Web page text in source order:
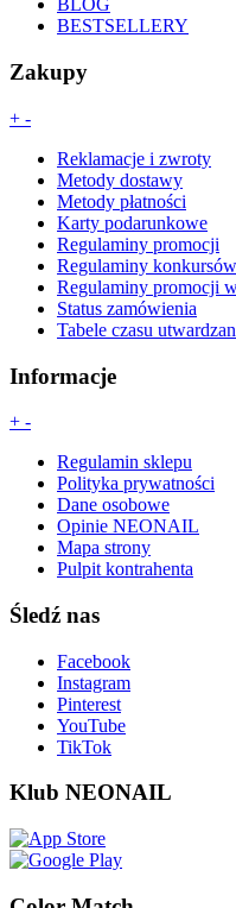
BLOG
BESTSELLERY
Zakupy
+ -
Reklamacje i zwroty
Metody dostawy
Metody płatności
Karty podarunkowe
Regulaminy promocji
Regulaminy konkursów
Regulaminy promocji
Status zamówienia
Tabele czasu
Informacje
+ -
Regulamin sklepu
Polityka prywatności
Dane osobowe
Opinie NEONAIL
Mapa strony
Pulpit kontrahenta
Śledź nas
Facebook
Instagram
Pinterest
YouTube
TikTok
Klub NEONAIL